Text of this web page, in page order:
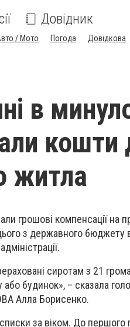
Довідник
/ Мото Погода Довідкова
в
кошти
житла
грошові компенсації на
з державного бюджету
сиротам з 21
будинок», – сказала
Алла Борисенко.
за віком. До першого